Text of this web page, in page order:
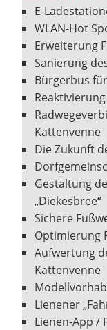
E-
WLAN-Hot
Erweiterung
Sanierung
Bürgerbus
Kattenvenne
Die Zukunft
Gestaltung
„Diekesbree“
Sichere
Optimierung
Aufwertung
Kattenvenne
Lienener
Lienen-App /